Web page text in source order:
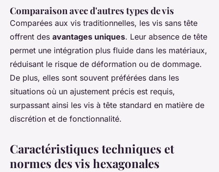
Comparaison avec d'autres types de vis
Comparées aux vis traditionnelles, les vis sans tête
offrent des avantages uniques. Leur absence de tête
permet une intégration plus fluide dans les matériaux,
réduisant le risque de déformation ou de dommage.
De plus, elles sont souvent préférées dans les
situations où un ajustement précis est requis,
surpassant ainsi les vis à tête standard en matière de
discrétion et de fonctionnalité.
Caractéristiques techniques et
normes des vis hexagonales